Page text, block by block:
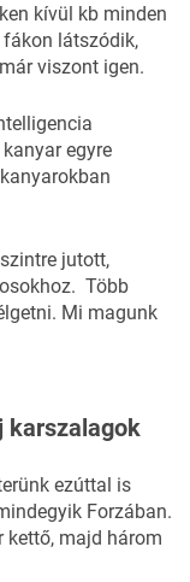
kívül kb minden
látszódik,
viszont igen.
egyre
jutott,
Több
Mi magunk
karszalagok
ezúttal is
Forzában.
kettő, majd három